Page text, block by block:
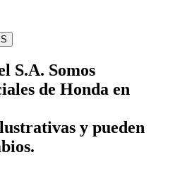
S.A. Somos
de Honda en
y pueden